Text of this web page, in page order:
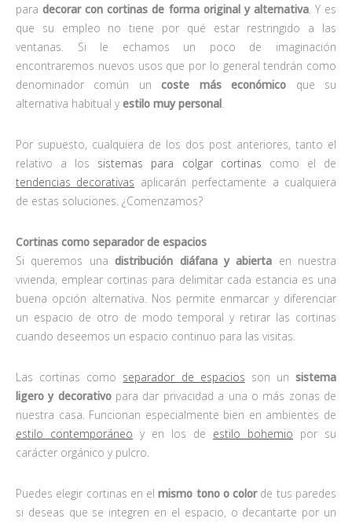
paradecorar con cortinas de forma original y alternativa. Y es
que su empleo no tiene por qué estar restringido a las
ventanas. Si le echamos un poco de imaginación
encontraremos nuevos usos que por lo general tendrán como
denominador común uncoste más económico que su
alternativa habitual y estilo muy personal
Por supuesto, cualquiera de los dos post anteriores, tanto el
relativo a los sistemas para colgar cortinas como el de
tendencias decorativas aplicarán perfectamente a cualquiera
de estas soluciones. ¿Comenzamos?
Cortinas como separador de espacios
Si queremos una distribución diáfana y abierta en nuestra
vivienda, emplear cortinas para delimitar cada estancia es una
buena opción alternativa. Nos permite enmarcar y diferenciar
un espacio de otro de modo temporal y retirar las cortinas
cuando deseemos un espacio continuo para las visitas.
Las cortinas como separador de espacios son un sistema
ligero y decorativopara dar privacidad a una o más zonas de
nuestra casa. Funcionan especialmente bien en ambientes de
estilo contemporáneo y en los de estilo bohemio por su
carácter orgánico y pulcro.
Puedes elegir cortinas en elmismo tono o colorde tus paredes
si deseas que se integren en el espacio, o decantarte por un